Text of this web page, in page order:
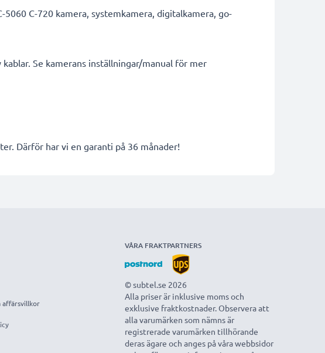
5060 C-720 kamera, systemkamera, digitalkamera, go-
Se kamerans inställningar/manual för mer
Därför har vi en garanti på 36 månader!
affärsvillkor
VÅRA FRAKTPARTNERS
© subtel.se 2026
Alla priser är inklusive moms och
exklusive fraktkostnader. Observera att
alla varumärken som nämns är
registrerade varumärken tillhörande
deras ägare och anges på våra webbsidor